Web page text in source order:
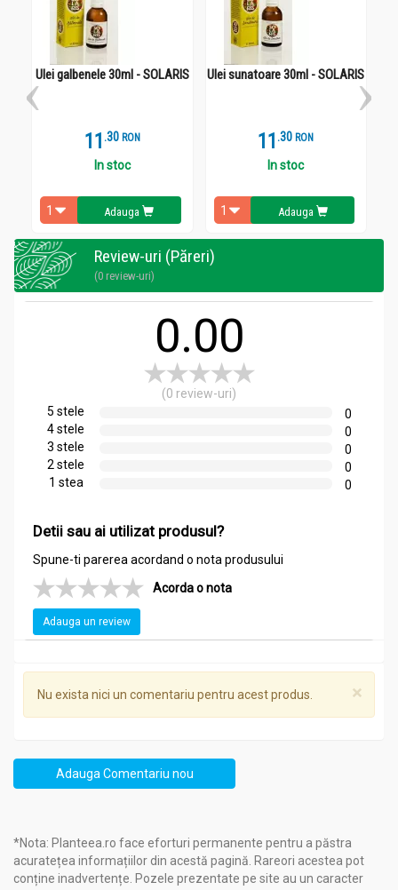
relaxanta si calmanta. Ceaiul verde cu iasomie poate inlocui
cafeaua, avand un gust suav.
Mod de preparare:
Pentru rezultate optime se recomanda infuzia unui plic de ceai
in 150 ml apa timp de 5 minute.
Ulei galbenele 30ml - SOLARIS
11 .3 RON
In stoc
Adauga
Ulei sunatoare 30ml - SOLARIS
11 .3 RON
In stoc
Adauga
Review-uri (Păreri)
(0 review-uri)
0.00
(0 review-uri)
5 stele
0
4 stele
0
3 stele
0
2 stele
0
1 stea
0
Detii sau ai utilizat produsul?
Spune-ti parerea acordand o nota produsului
Acorda o nota
Adauga un review
×
Nu exista nici un comentariu pentru acest produs.
Adauga Comentariu nou
*Nota: Planteea.ro face eforturi permanente pentru a păstra
acuratețea informațiilor din acestă pagină. Rareori acestea pot
conține inadvertențe. Pozele prezentate pe site au un caracter